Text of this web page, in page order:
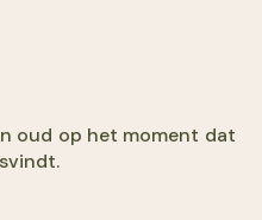
oud op het moment dat